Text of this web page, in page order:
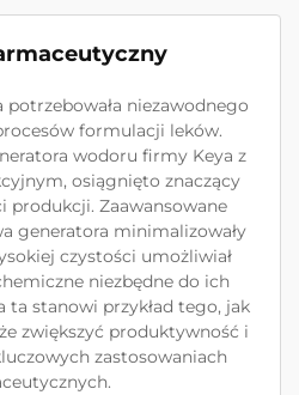
niezawodnego
formulacji leków.
wodoru firmy Keya z
osiągnięto znaczący
produkcji. Zaawansowane
generatora minimalizowały
czystości umożliwiał
niezbędne do ich
ta stanowi przykład tego, jak
zwiększyć produktywność i
zastosowaniach